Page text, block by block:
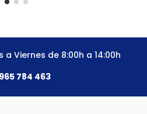
a Viernes de 8:00h a 14:00h
965 784 463